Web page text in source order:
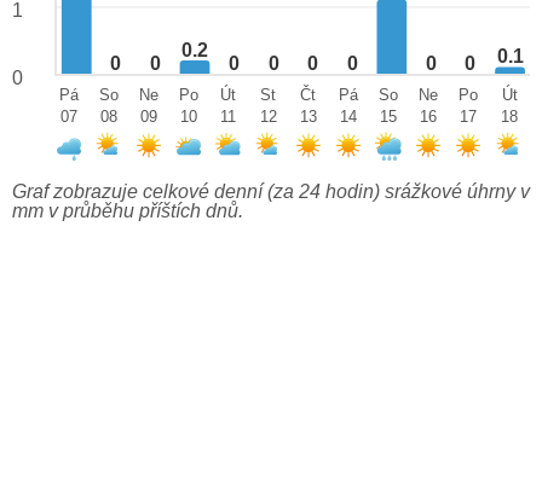
0 0
0.2
0 0 0 0 0 0 0.1
1
0
Pá
07
So
08
Ne
09
Po
10
Út
11
St
12
Čt
13
Pá
14
So
15
Ne
16
Po
17
Út
18
Graf zobrazuje celkové denní (za 24 hodin) srážkové úhrny v
mm v průběhu příštích dnů.